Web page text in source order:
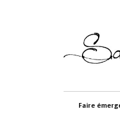
content
Faire